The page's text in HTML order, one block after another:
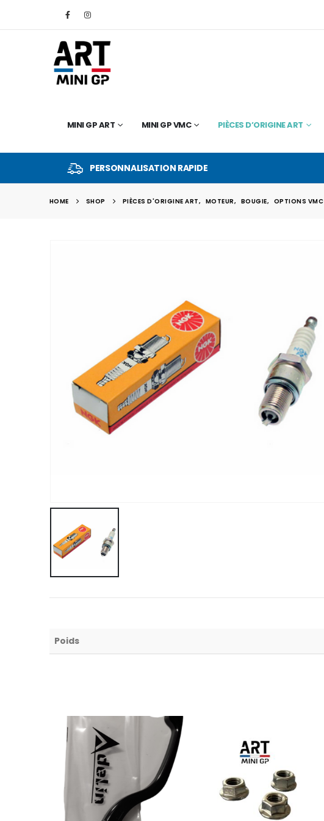
MINI GP ART MINI GP VMC PIÈCES D’ORIGINE ART
PERSONNALISATION RAPIDE
HOME SHOP PIÈCES D'ORIGINE ART, MOTEUR, BOUGIE, OPTIONS VMC
Poids